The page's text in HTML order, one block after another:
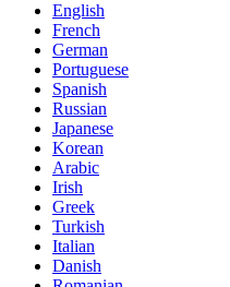
English
French
German
Portuguese
Spanish
Russian
Japanese
Korean
Arabic
Irish
Greek
Turkish
Italian
Danish